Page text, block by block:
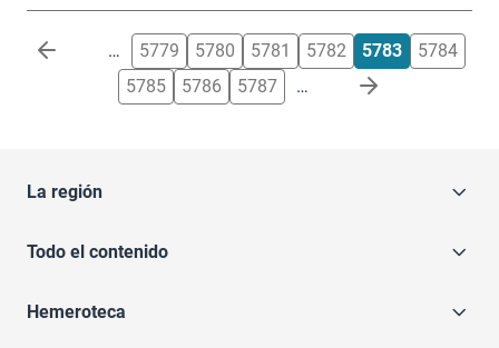
Paginación … 5779 5780 5781 5782 5783
5784
5785
5786 5787 …
La región
Todo el contenido
Hemeroteca